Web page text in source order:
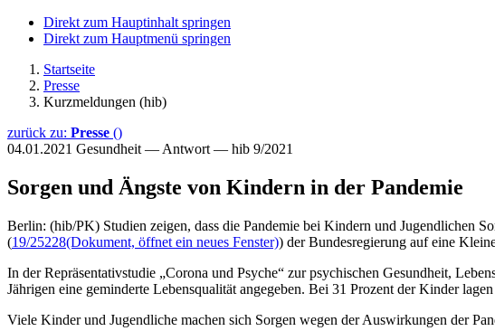
Direkt zum Hauptinhalt springen
Direkt zum Hauptmenü springen
Startseite
Presse
Kurzmeldungen (hib)
zurück zu: Presse ()
04.01.2021 Gesundheit — Antwort — hib 9/2021
Sorgen und Ängste von Kindern in der Pandemie
Berlin: (hib/PK) Studien zeigen, dass die Pandemie bei Kindern und Jugendlichen
(19/25228(Dokument, öffnet ein neues Fenster)) der Bundesregierung auf eine
In der Repräsentativstudie „Corona und Psyche“ zur psychischen Gesundheit,
Jährigen eine geminderte Lebensqualität angegeben. Bei 31 Prozent der Kinder
Viele Kinder und Jugendliche machen sich Sorgen wegen der Auswirkungen der